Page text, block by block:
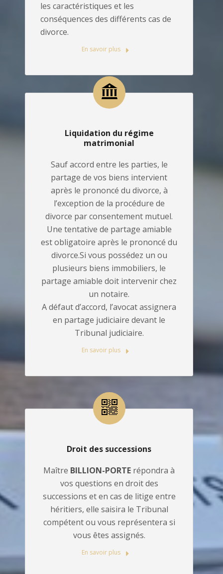
les caractéristiques et les
conséquences des différents cas de
divorce.
En savoir plus
Liquidation du régime
matrimonial
Sauf accord entre les parties, le
partage de vos biens intervient
après le prononcé du divorce, à
l’exception de la procédure de
divorce par consentement mutuel.
Une tentative de partage amiable
est obligatoire après le prononcé du
divorce.Si vous possédez un ou
plusieurs biens immobiliers, le
partage amiable doit intervenir chez
un notaire.
A défaut d’accord, l’avocat assignera
en partage judiciaire devant le
Tribunal judiciaire.
En savoir plus
Droit des successions
Maître BILLION-PORTE répondra à
vos questions en droit des
successions et en cas de litige entre
héritiers, elle saisira le Tribunal
compétent ou vous représentera si
vous êtes assignés.
En savoir plus